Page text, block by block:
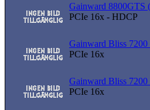
Gainward 8800GTS
PCIe 16x - HDCP
Gainward Bliss
PCIe 16x
Gainward Bliss
PCIe 16x